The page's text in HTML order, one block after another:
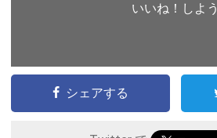
いいね！しよう
シェアする